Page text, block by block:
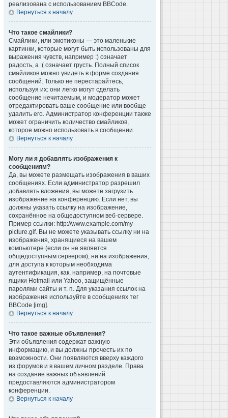
реализована с использованием BBCode.
Вернуться к началу
Что такое смайлики?
Смайлики, или эмотиконы — это маленькие
картинки, которые могут быть использованы для
выражения чувств, например :) означает
радость, а :( означает грусть. Полный список
смайликов можно увидеть в форме создания
сообщений. Только не перестарайтесь,
используя их: они легко могут сделать
сообщение нечитаемым, и модератор может
отредактировать ваше сообщение или вообще
удалить его. Администратор конференции также
может ограничить количество смайликов,
которое можно использовать в сообщении.
Вернуться к началу
Могу ли я добавлять изображения к
сообщениям?
Да, вы можете размещать изображения в ваших
сообщениях. Если администратор разрешил
добавлять вложения, вы можете загрузить
изображение на конференцию. Если нет, вы
должны указать ссылку на изображение,
сохранённое на общедоступном веб-сервере.
Пример ссылки: http://www.example.com/my-
picture.gif. Вы не можете указывать ссылку ни на
изображения, хранящиеся на вашем
компьютере (если он не является
общедоступным сервером), ни на изображения,
для доступа к которым необходима
аутентификация, как, например, на почтовые
ящики Hotmail или Yahoo, защищённые
паролями сайты и т. п. Для указания ссылок на
изображения используйте в сообщениях тег
BBCode [img].
Вернуться к началу
Что такое важные объявления?
Эти объявления содержат важную
информацию, и вы должны прочесть их по
возможности. Они появляются вверху каждого
из форумов и в вашем личном разделе. Права
на создание важных объявлений
предоставляются администратором
конференции.
Вернуться к началу